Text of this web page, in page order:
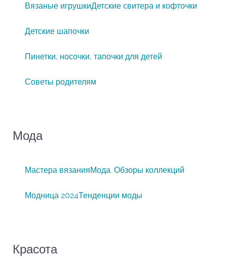
Вязаные игрушкиДетские свитера и кофточки
Детские шапочки
Пинетки, носочки, тапочки для детей
Советы родителям
Мода
Мастера вязанияМода. Обзоры коллекций
Модница 2024Тенденции моды
Красота